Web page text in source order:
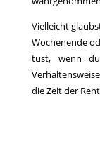
Vielleicht
Wochenende
tust, wenn
die Zeit der